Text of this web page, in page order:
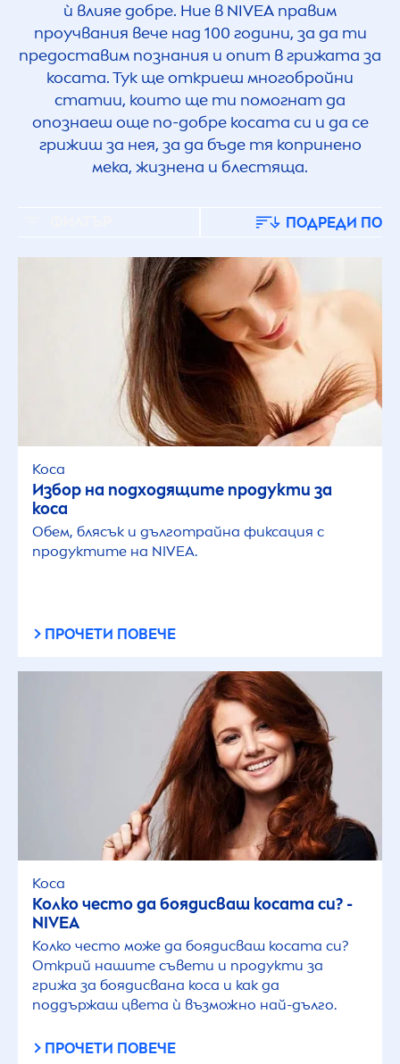
ѝ влияе добре. Ние в NIVEA правим
проучвания вече над 100 години, за да ти
предоставим познания и опит в грижата за
косата. Тук ще откриеш многобройни
статии, които ще ти помогнат да
опознаеш още по-добре косата си и да се
грижиш за нея, за да бъде тя копринено
мека, жизнена и блестяща.
ПОДРЕДИ ПО
Коса
Избор на подходящите продукти за
коса
Обем, блясък и дълготрайна фиксация с
продуктите на NIVEA.
ПРОЧЕТИ ПОВЕЧЕ
Коса
Колко често да боядисваш косата си? -
NIVEA
Колко често може да боядисваш косата си?
Открий нашите съвети и продукти за
грижа за боядисвана коса и как да
поддържаш цвета ѝ възможно най-дълго.
ПРОЧЕТИ ПОВЕЧЕ